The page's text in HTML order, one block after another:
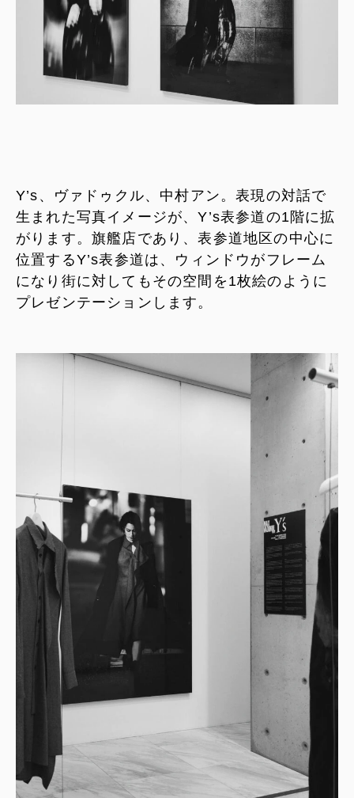
Y’s、ヴァドゥクル、中村アン。表現の対話で
生まれた写真イメージが、Y’s表参道の1階に拡
がります。旗艦店であり、表参道地区の中心に
位置するY’s表参道は、ウィンドウがフレーム
になり街に対してもその空間を1枚絵のように
プレゼンテーションします。